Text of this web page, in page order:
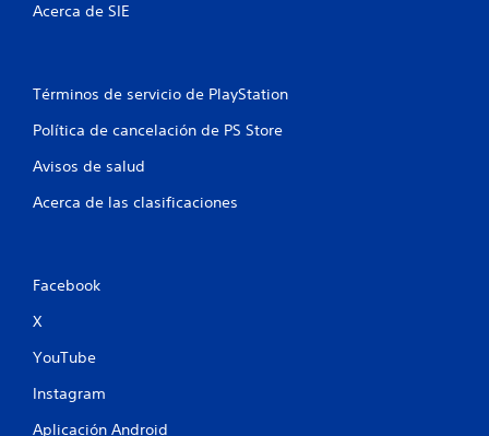
Acerca de SIE
Términos de servicio de PlayStation
Política de cancelación de PS Store
Avisos de salud
Acerca de las clasificaciones
Facebook
X
YouTube
Instagram
Aplicación Android